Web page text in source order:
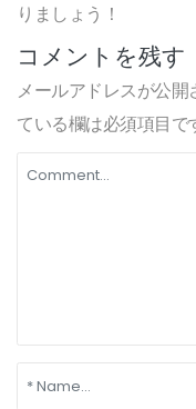
りましょう！
コメントを残す
メールアドレスが公開
ている欄は必須項目で